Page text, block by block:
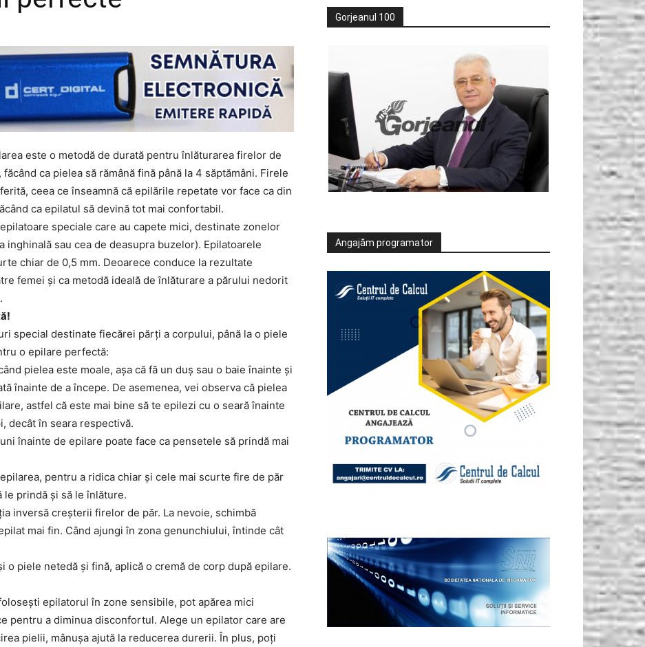
este o metodă de durată pentru înlăturarea firelor de
făcând ca pielea să rămână fină până la 4 săptămâni. Firele
ceea ce înseamnă că epilările repetate vor face ca din
ca epilatul să devină tot mai confortabil.
speciale care au capete mici, destinate zonelor
inghinală sau cea de deasupra buzelor). Epilatoarele
chiar de 0,5 mm. Deoarece conduce la rezultate
femei şi ca metodă ideală de înlăturare a părului nedorit
special destinate fiecărei părţi a corpului, până la o piele
o epilare perfectă:
pielea este moale, aşa că fă un duş sau o baie înainte şi
înainte de a începe. De asemenea, vei observa că pielea
astfel că este mai bine să te epilezi cu o seară înainte
decât în seara respectivă.
înainte de epilare poate face ca pensetele să prindă mai
pentru a ridica chiar şi cele mai scurte fire de păr
le prindă şi să le înlăture.
inversă creşterii firelor de păr. La nevoie, schimbă
mai fin. Când ajungi în zona genunchiului, întinde cât
o piele netedă şi fină, aplică o cremă de corp după epilare.
epilatorul în zone sensibile, pot apărea mici
pentru a diminua disconfortul. Alege un epilator care are
pielii, mânuşa ajută la reducerea durerii. În plus, poţi
Gorjeanul 100
Angajăm programator